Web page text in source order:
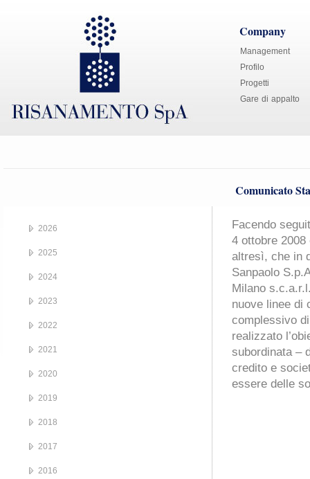
Company
Management
Profilo
Progetti
Gare di appalto
Comunicato
Facendo
4 ottobre
altresì, che in
Sanpaolo
Milano
nuove linee di
complessivo
realizzato
subordinata –
credito e
essere delle
2026
2025
2024
2023
2022
2021
2020
2019
2018
2017
2016